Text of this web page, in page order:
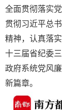
全面贯彻落实
贯彻习近平总
精神，认真落
十三届省纪委
政府系统党风
新篇章。